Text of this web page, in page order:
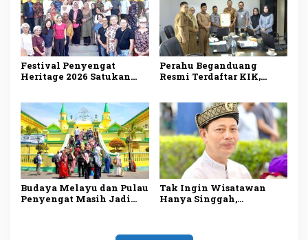
Festival Penyengat
Heritage 2026 Satukan
Maritim Kepri
Perahu Beganduang
Resmi Terdaftar KIK,
Lestarikan Budaya
Kuansing
Budaya Melayu dan Pulau
Penyengat Masih Jadi
Tak Ingin Wisatawan
Hanya Singgah,
Terpadu